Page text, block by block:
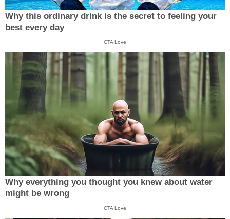
Why this ordinary drink is the secret to feeling your
best every day
CTA Love
Why everything you thought you knew about water
might be wrong
CTA Love